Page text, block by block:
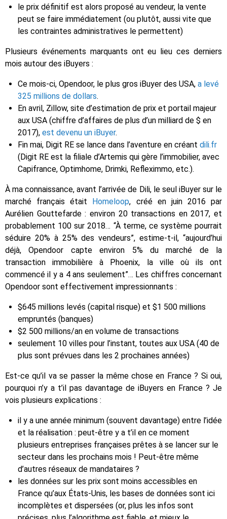
le prix définitif est alors proposé au vendeur, la vente
peut se faire immédiatement (ou plutôt, aussi vite que
les contraintes administratives le permettent)
Plusieurs événements marquants ont eu lieu ces derniers
mois autour des iBuyers :
Ce mois-ci, Opendoor, le plus gros iBuyer des USA, a levé
325 millions de dollars.
En avril, Zillow, site d’estimation de prix et portail majeur
aux USA (chiffre d’affaires de plus d’un milliard de $ en
2017), est devenu un iBuyer.
Fin mai, Digit RE se lance dans l’aventure en créant dili.fr
(Digit RE est la filiale d’Artemis qui gère l’immobilier, avec
Capifrance, Optimhome, Drimki, Refleximmo, etc.).
À ma connaissance, avant l’arrivée de Dili, le seul iBuyer sur le
marché français était Homeloop, créé en juin 2016 par
Aurélien Gouttefarde : environ 20 transactions en 2017, et
probablement 100 sur 2018… “À terme, ce système pourrait
séduire 20% à 25% des vendeurs”, estime-t-il, “aujourd’hui
déjà, Opendoor capte environ 5% du marché de la
transaction immobilière à Phoenix, la ville où ils ont
commencé il y a 4 ans seulement”… Les chiffres concernant
Opendoor sont effectivement impressionnants :
$645 millions levés (capital risque) et $1 500 millions
empruntés (banques)
$2 500 millions/an en volume de transactions
seulement 10 villes pour l’instant, toutes aux USA (40 de
plus sont prévues dans les 2 prochaines années)
Est-ce qu’il va se passer la même chose en France ? Si oui,
pourquoi n’y a t’il pas davantage de iBuyers en France ? Je
vois plusieurs explications :
il y a une année minimum (souvent davantage) entre l’idée
et la réalisation : peut-être y a t’il en ce moment
plusieurs entreprises françaises prêtes à se lancer sur le
secteur dans les prochains mois ! Peut-être même
d’autres réseaux de mandataires ?
les données sur les prix sont moins accessibles en
France qu’aux États-Unis, les bases de données sont ici
incomplètes et dispersées (or, plus les infos sont